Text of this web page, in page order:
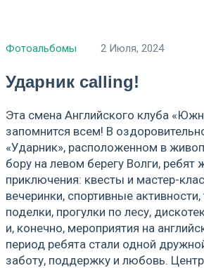
Фотоальбомы 2 Июля, 2024
Ударник calling!
Эта смена Английского клуба
запомнится всем! В
«Ударник», расположенном в
бору на левом берегу Волги,
приключения: квесты и мастер-
вечеринки, спортивные
поделки, прогулки по лесу,
и, конечно, мероприятия на
период ребята стали одной
заботу, поддержку и любовь.